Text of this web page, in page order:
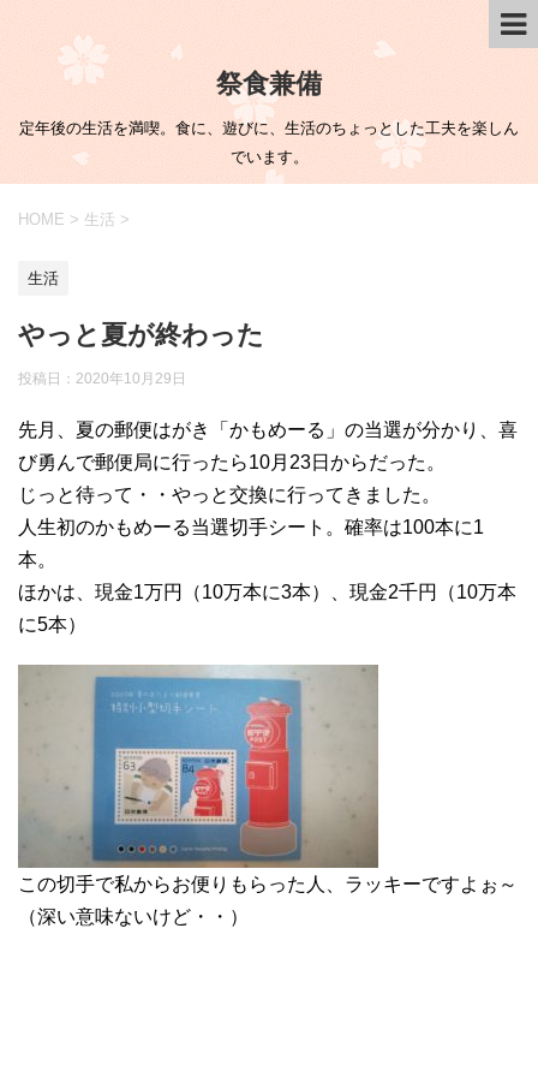
祭食兼備
定年後の生活を満喫。食に、遊びに、生活のちょっとした工夫を楽しん
でいます。
HOME > 生活 >
生活
やっと夏が終わった
投稿日： 2020年10月29日
先月、夏の郵便はがき「かもめーる」の当選が分かり、喜
び勇んで郵便局に行ったら10月23日からだった。
じっと待って・・やっと交換に行ってきました。
人生初のかもめーる当選切手シート。確率は100本に1
本。
ほかは、現金1万円（10万本に3本）、現金2千円（10万本
に5本）
この切手で私からお便りもらった人、ラッキーですよぉ～
（深い意味ないけど・・）